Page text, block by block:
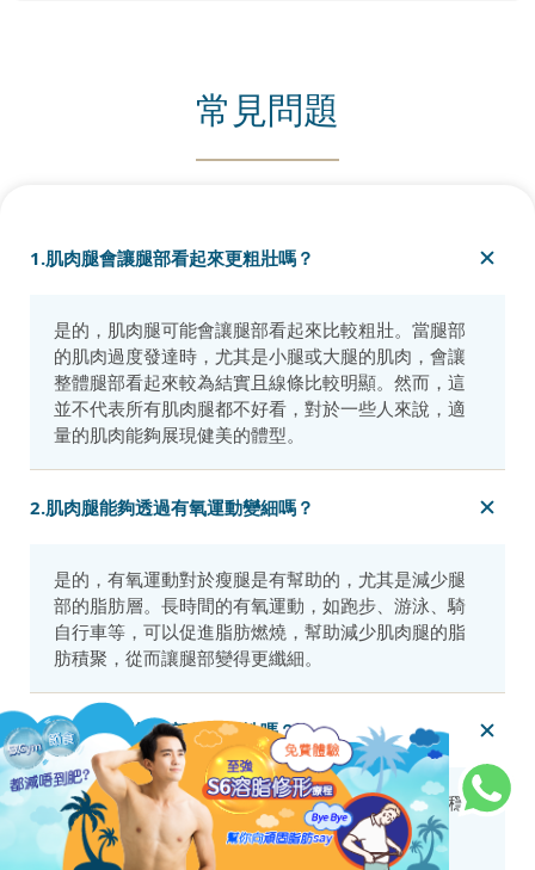
常見問題
1.肌肉腿會讓腿部看起來更粗壯嗎？
是的，肌肉腿可能會讓腿部看起來比較粗壯。當腿部
的肌肉過度發達時，尤其是小腿或大腿的肌肉，會讓
整體腿部看起來較為結實且線條比較明顯。然而，這
並不代表所有肌肉腿都不好看，對於一些人來說，適
量的肌肉能夠展現健美的體型。
2.肌肉腿能夠透過有氧運動變細嗎？
是的，有氧運動對於瘦腿是有幫助的，尤其是減少腿
部的脂肪層。長時間的有氧運動，如跑步、游泳、騎
自行車等，可以促進脂肪燃燒，幫助減少肌肉腿的脂
肪積聚，從而讓腿部變得更纖細。
3.肌肉腿會影響腿部的靈活性嗎？
適度的肌肉發展對腿部靈活性有正面作用，能增強穩
定性和力量。然而，如果肌肉過度發達而缺乏柔軟
性，確實可能會影響腿部的靈活性。